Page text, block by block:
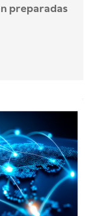
preparadas